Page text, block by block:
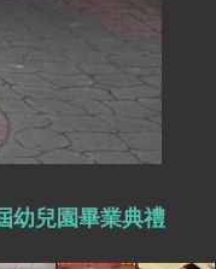
幼兒園畢業典禮